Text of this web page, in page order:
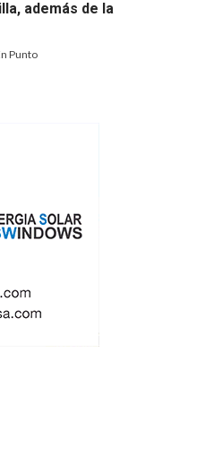
además de la
Punto